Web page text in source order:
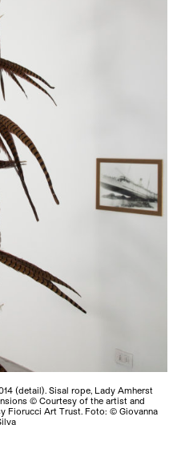
(detail). Sisal rope, Lady Amherst
© Courtesy of the artist and
Fiorucci Art Trust. Foto: © Giovanna